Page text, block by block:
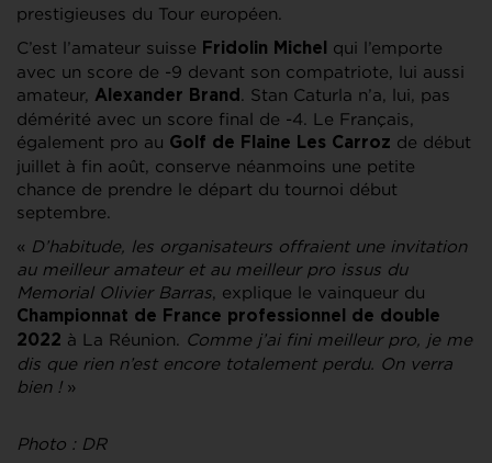
prestigieuses du Tour européen.
C’est l’amateur suisse Fridolin Michel
qui l’emporte
avec un score de -9 devant son compatriote, lui aussi
amateur, Alexander Brand . Stan Caturla n’a, lui, pas
démérité avec un score final de -4. Le Français,
également pro au Golf de Flaine Les Carroz de début
juillet à fin août, conserve néanmoins une petite
chance de prendre le départ du tournoi début
septembre.
« D’habitude, les organisateurs offraient une invitation
au meilleur amateur et au meilleur pro issus du
Memorial Olivier Barras, explique le vainqueur du
Championnat de France professionnel de double
2022 à La Réunion. Comme j’ai fini meilleur pro, je me
dis que rien n’est encore totalement perdu. On verra
bien !»
Photo : DR